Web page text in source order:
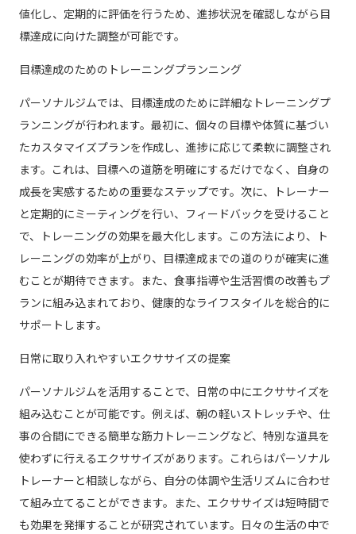
値化し、定期的に評価を行うため、進捗状況を確認しながら目
標達成に向けた調整が可能です。
目標達成のためのトレーニングプランニング
パーソナルジムでは、目標達成のために詳細なトレーニングプ
ランニングが行われます。最初に、個々の目標や体質に基づい
たカスタマイズプランを作成し、進捗に応じて柔軟に調整され
ます。これは、目標への道筋を明確にするだけでなく、自身の
成長を実感するための重要なステップです。次に、トレーナー
と定期的にミーティングを行い、フィードバックを受けること
で、トレーニングの効果を最大化します。この方法により、ト
レーニングの効率が上がり、目標達成までの道のりが確実に進
むことが期待できます。また、食事指導や生活習慣の改善もプ
ランに組み込まれており、健康的なライフスタイルを総合的に
サポートします。
日常に取り入れやすいエクササイズの提案
パーソナルジムを活用することで、日常の中にエクササイズを
組み込むことが可能です。例えば、朝の軽いストレッチや、仕
事の合間にできる簡単な筋力トレーニングなど、特別な道具を
使わずに行えるエクササイズがあります。これらはパーソナル
トレーナーと相談しながら、自分の体調や生活リズムに合わせ
て組み立てることができます。また、エクササイズは短時間で
も効果を発揮することが研究されています。日々の生活の中で